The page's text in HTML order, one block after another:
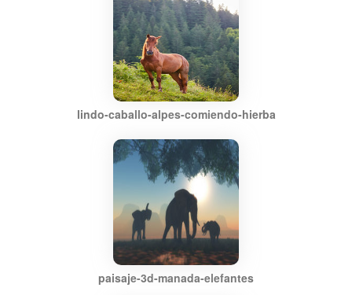
lindo-caballo-alpes-comiendo-hierba
paisaje-3d-manada-elefantes